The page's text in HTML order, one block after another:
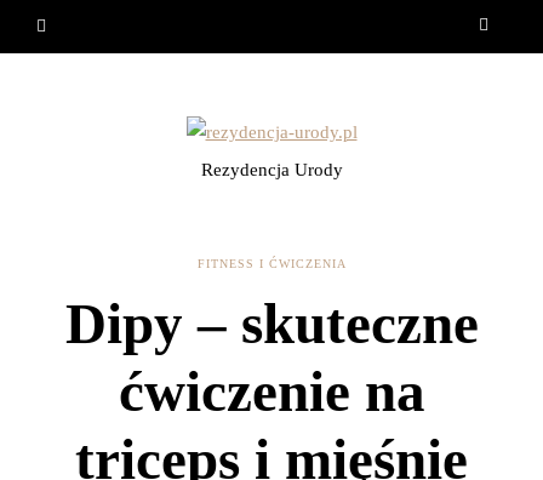
Rezydencja Urody
FITNESS I ĆWICZENIA
Dipy – skuteczne
ćwiczenie na
triceps i mięśnie